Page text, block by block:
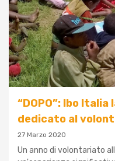
“DOPO”: Ibo
dedicato al
27 Marzo 2020
Un anno di volontariato